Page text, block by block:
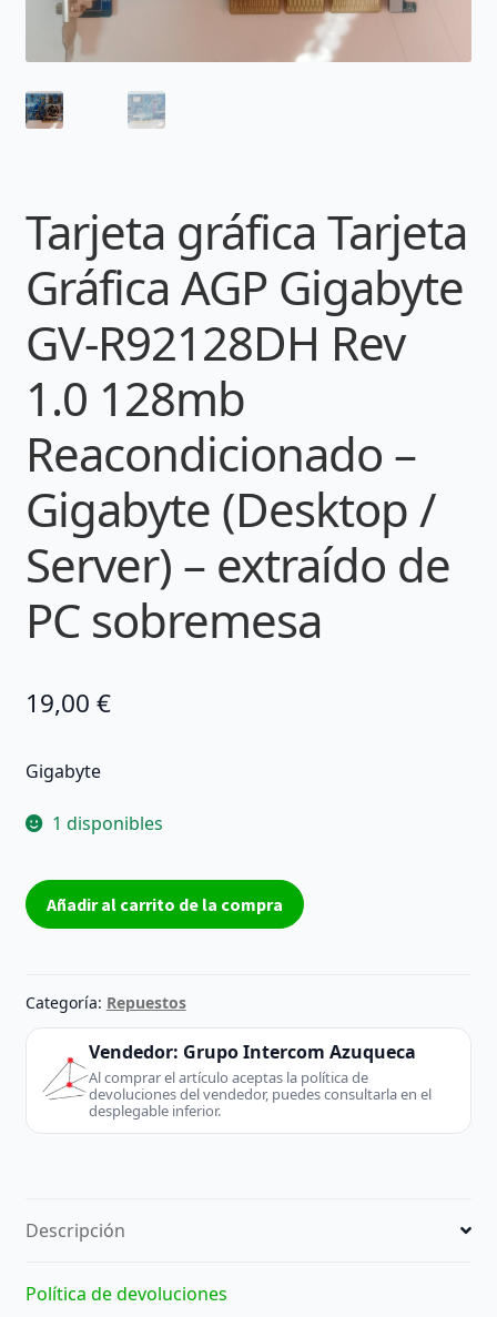
Tarjeta gráfica Tarjeta
Gráfica AGP Gigabyte
GV-R92128DH Rev
1.0 128mb
Reacondicionado –
Gigabyte (Desktop /
Server) – extraído de
PC sobremesa
19,00 €
Gigabyte
1 disponibles
Tarjeta
gráfica
AGP
Gigabyte
R92128DH
Rev
1.0
Gigabyte
/
Añadir al carrito de la compra
Categoría: Repuestos
Vendedor: Grupo Intercom Azuqueca
Al comprar el artículo aceptas la política de
devoluciones del vendedor, puedes consultarla en el
desplegable inferior.
Descripción
Política de devoluciones